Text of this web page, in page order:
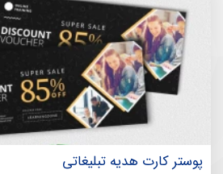
پوستر کارت هدیه تبلیغاتی